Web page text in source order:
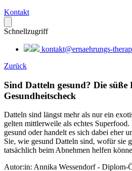
Kontakt
Schnellzugriff
kontakt@ernaehrungs-
Zurück
Sind Datteln gesund? Die
Gesundheitscheck
Datteln sind längst mehr als nur ein
gelten mittlerweile als echtes
gesund oder handelt es sich dabei eher
Sie, wie gesund Datteln sind, wofür sie
tatsächlich beim Abnehmen helfen
Autor:in: Annika Wessendorf - Diplom-